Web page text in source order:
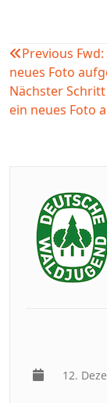
Previous
neues Foto
Nächster Schritt
ein neues Foto
12.